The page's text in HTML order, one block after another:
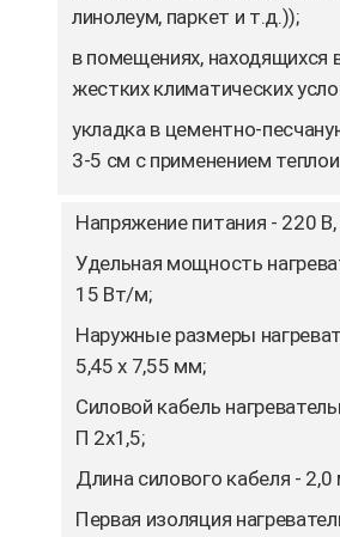
линолеум, паркет и т.д.));
в помещениях, находящихся
жестких климатических
укладка в цементно-
3-5 см с применением
Напряжение питания - 220 В,
Удельная мощность
15 Вт/м;
Наружные размеры
5,45 х 7,55 мм;
Силовой кабель
П 2х1,5;
Длина силового кабеля - 2,0
Первая изоляция